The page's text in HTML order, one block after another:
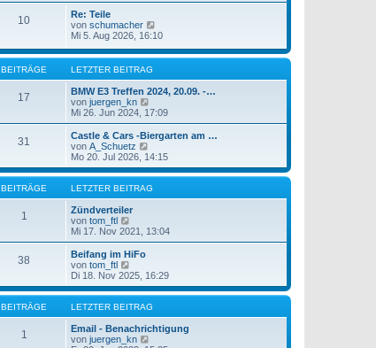
g
r
a
g
t
e
r
B
e
i
t
r
a
g
10
Re: Teile
von schumacher
e
e
e
r
B
e
t
r
a
g
Mi 5. Aug 2026, 16:10
BEITRÄGE LETZTER BEITRAG
17
BMW E3 Treffen 2024, 20.09. -…
von juergen_kn
e
u
e
t
r
B
e
r
Mi 26. Jun 2024, 17:09
31
Castle & Cars -Biergarten am …
von A_Schuetz
e
u
e
s
t
B
e
r
g
Mo 20. Jul 2026, 14:15
BEITRÄGE LETZTER BEITRAG
1
Zündverteiler
von tom_ftl
e
u
e
t
r
B
e
i
t
Mi 17. Nov 2021, 13:04
38
Beifang im HiFo
von tom_ftl
e
u
e
s
t
e
r
Di 18. Nov 2025, 16:29
BEITRÄGE LETZTER BEITRAG
1
Email - Benachrichtigung
von juergen_kn